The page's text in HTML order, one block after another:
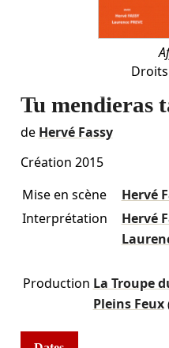
Tu mendieras
de Hervé Fassy
Création 2015
Mise en scène
Hervé
Interprétation
Hervé
Production La Troupe
Pleins Feux